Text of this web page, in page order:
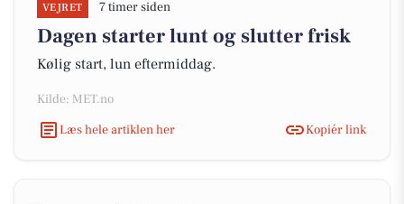
VEJRET 7 timer siden
Dagen starter lunt og slutter frisk
Kølig start, lun eftermiddag.
Kilde: MET.no
Læs hele artiklen her
Kopiér link